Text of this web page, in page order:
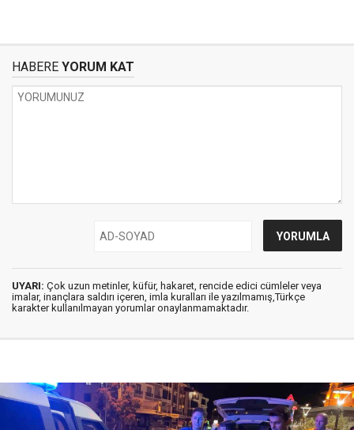
HABERE YORUM KAT
UYARI: Çok uzun metinler, küfür, hakaret, rencide edici cümleler veya
imalar, inançlara saldırı içeren, imla kuralları ile yazılmamış,Türkçe
karakter kullanılmayan yorumlar onaylanmamaktadır.